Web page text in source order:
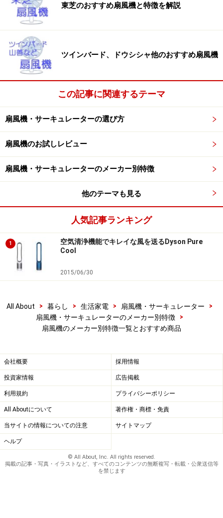
東芝のおすすめ扇風機と特徴を解説
ツインバード、ドウシシャ他のおすすめ扇風機
この記事に関連するテーマ
扇風機・サーキュレーターの選び方
扇風機のお試しレビュー
扇風機・サーキュレーターのメーカー別特徴
他のテーマも見る
人気記事ランキング
1
空気清浄機能でキレイな風を送るDyson Pure
Cool
2015/06/30
All About > 暮らし > 生活家電 > 扇風機・サーキュレーター
>
扇風機・サーキュレーターのメーカー別特徴
>
扇風機のメーカー別特徴一覧とおすすめ商品
会社概要 採用情報
投資家情報 広告掲載
利用規約 プライバシーポリシー
All Aboutについて 著作権・商標・免責
当サイトの情報についての注意 サイトマップ
ヘルプ
© All About, Inc. All rights reserved.
掲載の記事・写真・イラストなど、すべてのコンテンツの無断複写・転載・公衆送信等
を禁じます